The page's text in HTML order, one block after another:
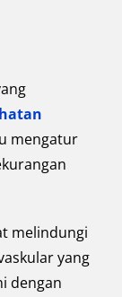
mengatur
melindungi
yang
dengan